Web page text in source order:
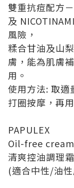
雙重抗痘配方
及
風險，
糅合甘油及山
膚，能為肌膚
用。
使用方法: 取適
打圈按摩，再
PAPULEX
Oil-free cream
清爽控油調理
(適合中性/油